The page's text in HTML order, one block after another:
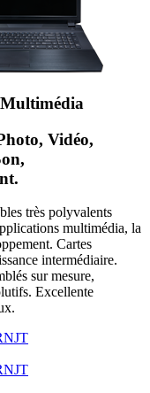
Vidéo,
très polyvalents
multimédia, la
Cartes
intermédiaire.
sur mesure,
Excellente